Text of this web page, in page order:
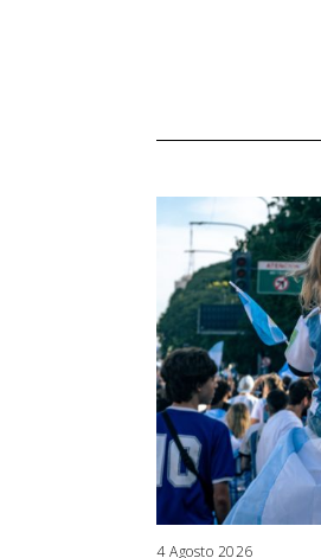
4 Agosto 2026